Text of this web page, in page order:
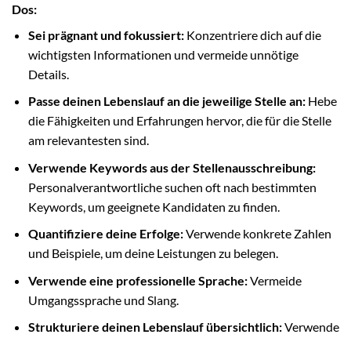
Dos:
Sei prägnant und fokussiert:Konzentriere dich auf die
wichtigsten Informationen und vermeide unnötige
Details.
Passe deinen Lebenslauf an die jeweilige Stelle an:Hebe
die Fähigkeiten und Erfahrungen hervor, die für die Stelle
am relevantesten sind.
Verwende Keywords aus der Stellenausschreibung:
Personalverantwortliche suchen oft nach bestimmten
Keywords, um geeignete Kandidaten zu finden.
Quantifiziere deine Erfolge:Verwende konkrete Zahlen
und Beispiele, um deine Leistungen zu belegen.
Verwende eine professionelle Sprache:Vermeide
Umgangssprache und Slang.
Strukturiere deinen Lebenslauf übersichtlich:Verwende